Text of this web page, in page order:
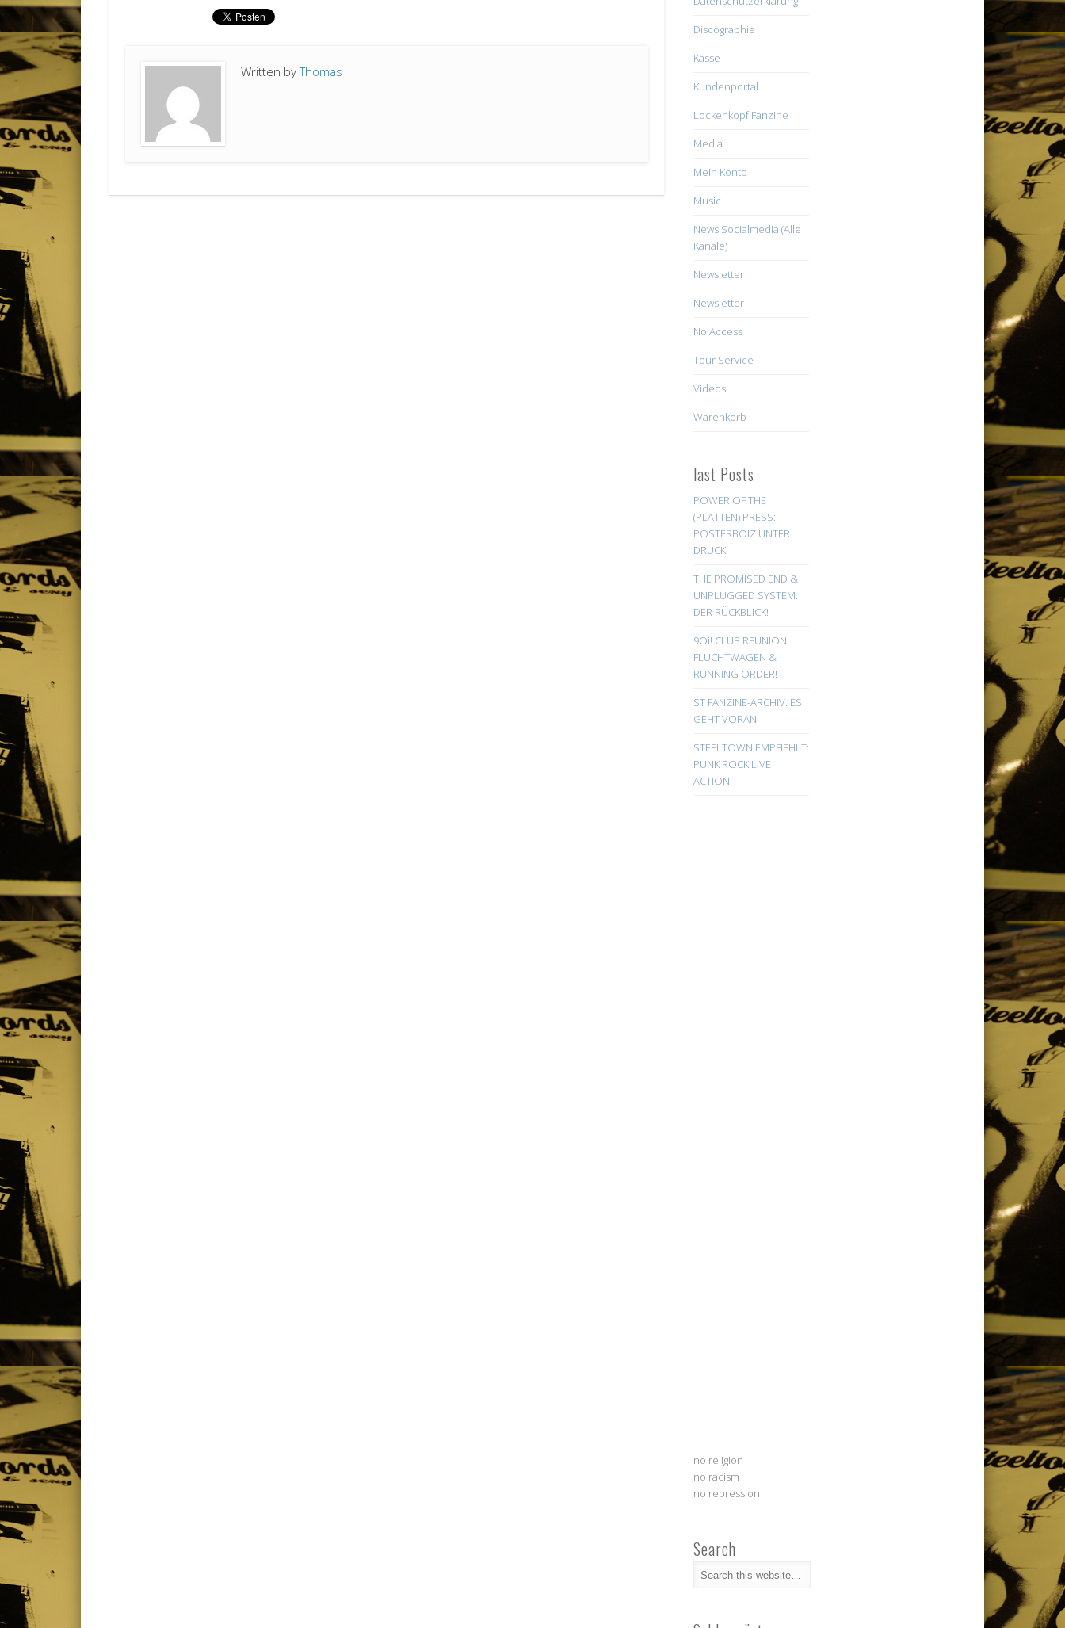
Written byThomas
Discographie
Kasse
Kundenportal
Lockenkopf Fanzine
Media
Mein Konto
Music
News Socialmedia (Alle
Kanäle)
Newsletter
Newsletter
No Access
Tour Service
Videos
Warenkorb
last Posts
POWER OF THE
(PLATTEN) PRESS:
POSTERBOIZ UNTER
DRUCK!
THE PROMISED END &
UNPLUGGED SYSTEM:
DER RÜCKBLICK!
9Oi! CLUB REUNION:
FLUCHTWAGEN &
RUNNING ORDER!
ST FANZINE-ARCHIV: ES
GEHT VORAN!
STEELTOWN EMPFIEHLT:
PUNK ROCK LIVE
ACTION!
no religion
no racism
no repression
Search